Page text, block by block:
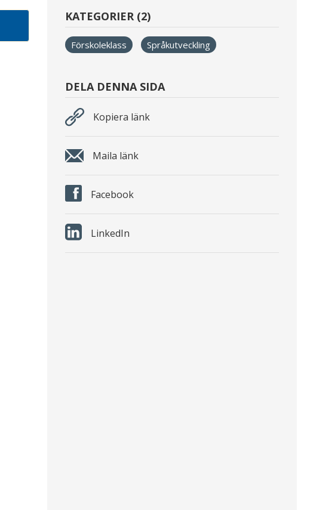
KATEGORIER (2)
Förskoleklass Språkutveckling
DELA DENNA SIDA
Kopiera länk
Maila länk
Facebook
LinkedIn